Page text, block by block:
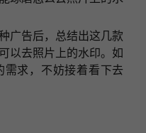
广告后，总结出这几款
以去照片上的水印。如
求，不妨接着看下去